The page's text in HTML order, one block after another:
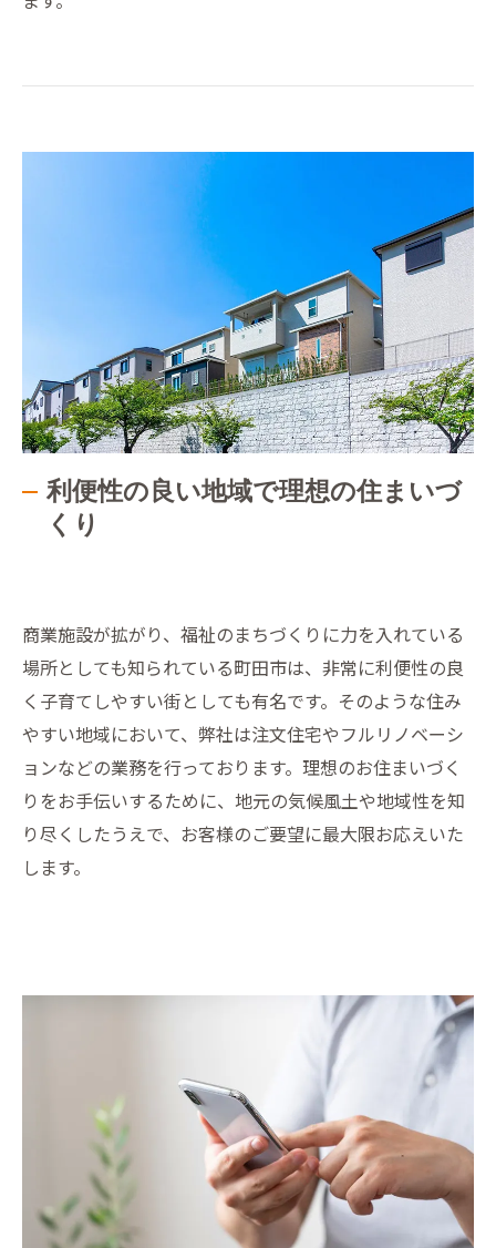
利便性の良い地域で理想の住まいづ
くり
商業施設が拡がり、福祉のまちづくりに力を入れている
場所としても知られている町田市は、非常に利便性の良
く子育てしやすい街としても有名です。そのような住み
やすい地域において、弊社は注文住宅やフルリノベーシ
ョンなどの業務を行っております。理想のお住まいづく
りをお手伝いするために、地元の気候風土や地域性を知
り尽くしたうえで、お客様のご要望に最大限お応えいた
します。